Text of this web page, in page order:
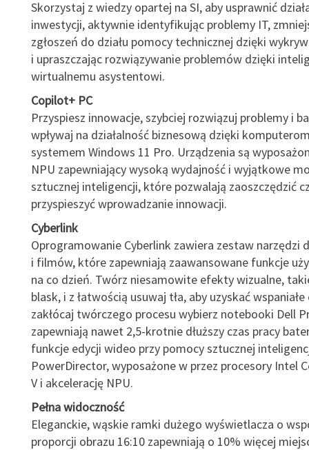
Skorzystaj z wiedzy opartej na SI, aby usprawnić
inwestycji, aktywnie identyfikując problemy IT,
zgłoszeń do działu pomocy technicznej dzięki
i upraszczając rozwiązywanie problemów dzięki
wirtualnemu asystentowi.
Copilot+ PC
Przyspiesz innowacje, szybciej rozwiązuj problemy i
wpływaj na działalność biznesową dzięki
systemem Windows 11 Pro. Urządzenia są
NPU zapewniający wysoką wydajność i wyjątkowe
sztucznej inteligencji, które pozwalają zaoszczędzić
przyspieszyć wprowadzanie innowacji.
Cyberlink
Oprogramowanie Cyberlink zawiera zestaw narzędzi
i filmów, które zapewniają zaawansowane funkcje
na co dzień. Twórz niesamowite efekty wizualne,
blask, i z łatwością usuwaj tła, aby uzyskać
zakłócaj twórczego procesu wybierz notebooki Dell
zapewniają nawet 2,5-krotnie dłuższy czas pracy
funkcje edycji wideo przy pomocy sztucznej
PowerDirector, wyposażone w przez procesory Intel
V i akcelerację NPU.
Pełna widoczność
Eleganckie, wąskie ramki dużego wyświetlacza o
proporcji obrazu 16:10 zapewniają o 10% więcej